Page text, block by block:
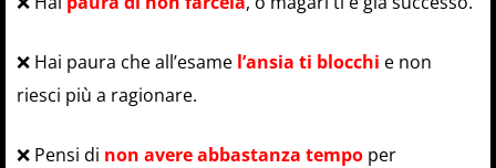
❌ Hai paura che all’esame l’ansia ti blocchi e non
riesci più a ragionare.
❌ Pensi di non avere abbastanza tempo per